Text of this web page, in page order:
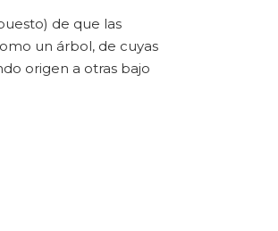
de que las
un árbol, de cuyas
origen a otras bajo